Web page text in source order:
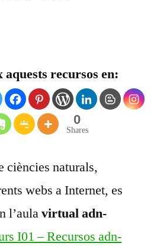
recursos en:
0
Shares
ciències naturals,
webs a Internet, es
l’aulavirtual adn-
I01 – Recursos adn-